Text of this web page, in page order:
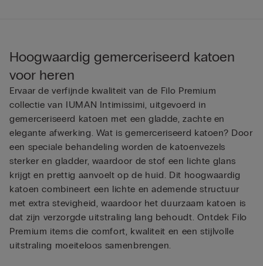
Hoogwaardig gemerceriseerd katoen
voor heren
Ervaar de verfijnde kwaliteit van de Filo Premium
collectie van IUMAN Intimissimi, uitgevoerd in
gemerceriseerd katoen met een gladde, zachte en
elegante afwerking. Wat is gemerceriseerd katoen? Door
een speciale behandeling worden de katoenvezels
sterker en gladder, waardoor de stof een lichte glans
krijgt en prettig aanvoelt op de huid. Dit hoogwaardig
katoen combineert een lichte en ademende structuur
met extra stevigheid, waardoor het duurzaam katoen is
dat zijn verzorgde uitstraling lang behoudt. Ontdek Filo
Premium items die comfort, kwaliteit en een stijlvolle
uitstraling moeiteloos samenbrengen.